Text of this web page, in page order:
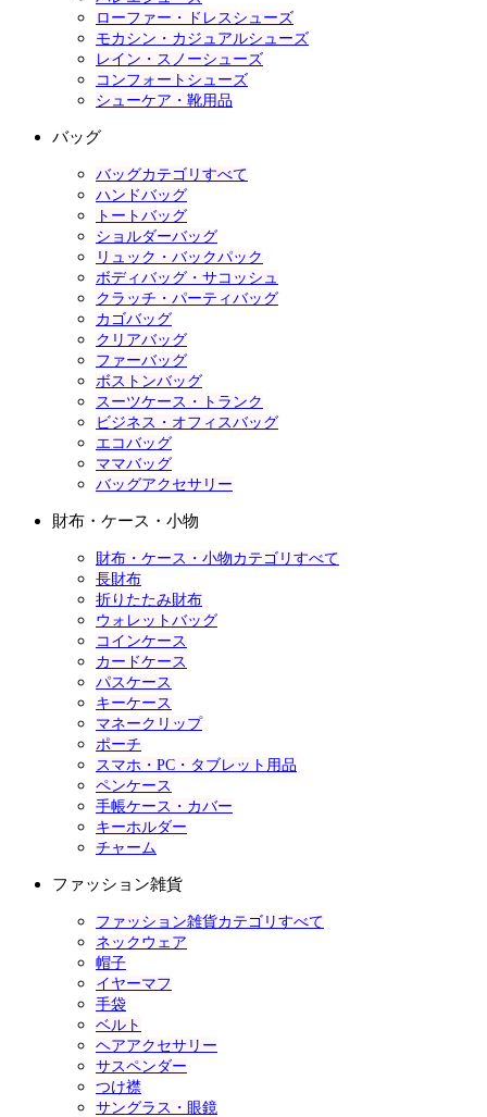
ローファー・ドレスシューズ
モカシン・カジュアルシューズ
レイン・スノーシューズ
コンフォートシューズ
シューケア・靴用品
バッグ
バッグカテゴリすべて
ハンドバッグ
トートバッグ
ショルダーバッグ
リュック・バックパック
ボディバッグ・サコッシュ
クラッチ・パーティバッグ
カゴバッグ
クリアバッグ
ファーバッグ
ボストンバッグ
スーツケース・トランク
ビジネス・オフィスバッグ
エコバッグ
ママバッグ
バッグアクセサリー
財布・ケース・小物
財布・ケース・小物カテゴリすべて
長財布
折りたたみ財布
ウォレットバッグ
コインケース
カードケース
パスケース
キーケース
マネークリップ
ポーチ
スマホ・PC・タブレット用品
ペンケース
手帳ケース・カバー
キーホルダー
チャーム
ファッション雑貨
ファッション雑貨カテゴリすべて
ネックウェア
帽子
イヤーマフ
手袋
ベルト
ヘアアクセサリー
サスペンダー
つけ襟
サングラス・眼鏡